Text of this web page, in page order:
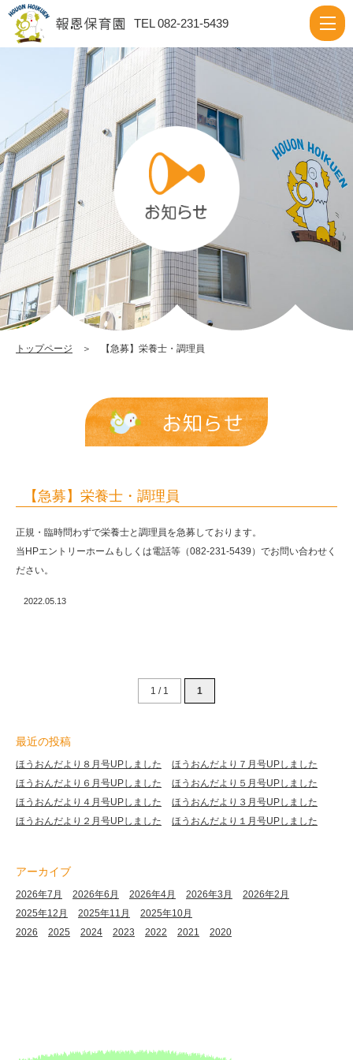
【急
募】
栄
養
士・
理
員
|
報
恩
保
育
園
TEL 082-231-5439
トップページ ＞ 【急募】栄養士・調理員
お知らせ
【急募】栄養士・調理員
正規・臨時問わずで栄養士と調理員を急募しております。
当HPエントリーホームもしくは電話等（082-231-5439）でお問い合わせく
ださい。
2022.05.13
1 / 1 1
最近の投稿
ほうおんだより８月号UPしました
ほうおんだより７月号UPしました
ほうおんだより６月号UPしました
ほうおんだより５月号UPしました
ほうおんだより４月号UPしました
ほうおんだより３月号UPしました
ほうおんだより２月号UPしました
ほうおんだより１月号UPしました
アーカイブ
2026年7月 2026年6月 2026年4月 2026年3月
2026年2月
2025年12月
2025年11月
2025年10月
2026
2025 2024 2023 2022 2021 2020